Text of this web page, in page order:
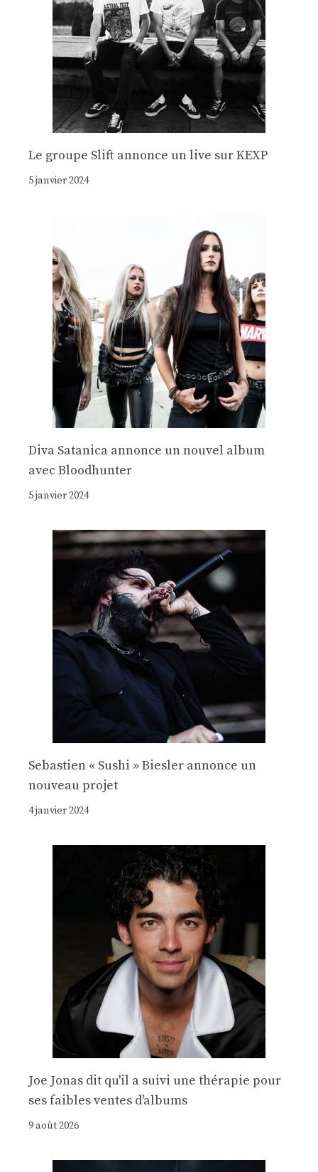
Le groupe Slift annonce un live sur KEXP
5 janvier 2024
Diva Satanica annonce un nouvel album
avec Bloodhunter
5 janvier 2024
Sebastien « Sushi » Biesler annonce un
nouveau projet
4 janvier 2024
Joe Jonas dit qu'il a suivi une thérapie pour
ses faibles ventes d'albums
9 août 2026